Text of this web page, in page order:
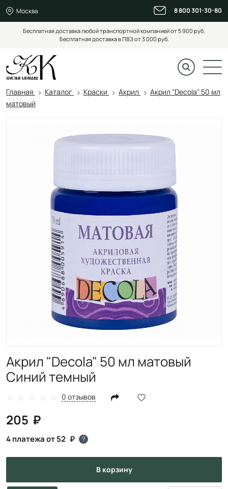
Москва 8 800 301-30-80
Бесплатная доставка любой транспортной компанией от 5 900 руб.
Бесплатная доставка в ПВЗ от 3 000 руб.
Главная Каталог Краски Акрил
Акрил "Decola" 50 мл
матовый
Акрил "Decola" 50 мл матовый
Синий темный
0 отзывов
205
4 платежа от 52 ?
в корзину